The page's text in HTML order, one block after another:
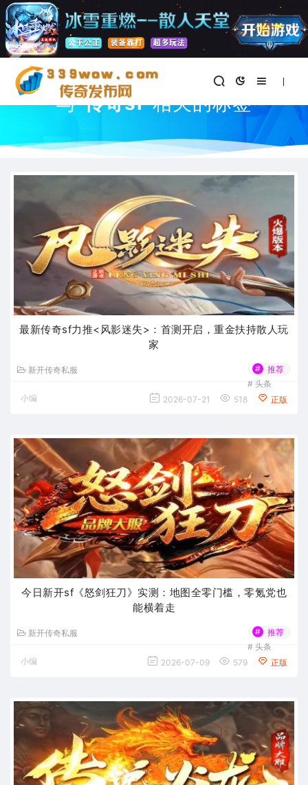
首页
与"传奇sf"相关的标签
最新传奇sf力推<风影迷失>：首测开启，重金扶持散人玩
家
新开传奇私服 #
推荐
# 头条
小编
2026-07-21 518 正版
今日新开sf《怒剑狂刀》实测：地图全零门槛，零氪党也
能横着走
新开传奇私服 #
推荐
# 头条
小编
2026-07-09 579 正版